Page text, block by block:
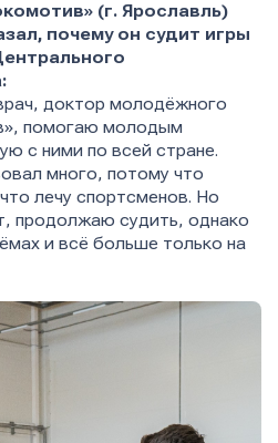
(г. Ярославль)
почему он судит игры
доктор молодёжного
помогаю молодым
с ними по всей стране.
много, потому что
лечу спортсменов. Но
продолжаю судить, однако
и всё больше только на